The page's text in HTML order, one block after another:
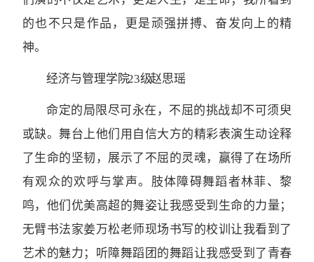
的也不只是作品，更是顽强拼搏、奋发向上的精
神。
经济与管理学院 23级 赵思瑶
命定的局限尽可永在，不屈的挑战却不可须臾
或缺。舞台上他们用自信大方的精彩表演生动诠释
了生命的坚韧，展示了不屈的灵魂，赢得了在场所
有观众的欢呼与掌声。肢体障碍舞蹈者林菲、黎
鸣，他们优美高超的舞姿让我感受到生命的力量；
无臂书法家姜万松老师现场书写的校训让我看到了
艺术的魅力；听障舞蹈团的舞蹈让我感受到了青春